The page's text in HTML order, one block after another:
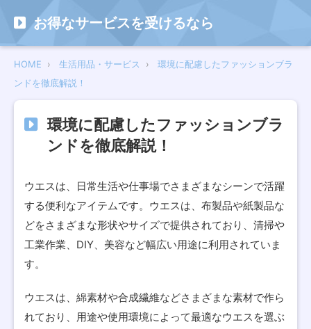
お得なサービスを受けるなら
HOME 生活用品・サービス
環境に配慮したファッションブラ
ンドを徹底解説！
環境に配慮したファッションブラ
ンドを徹底解説！
ウエスは、日常生活や仕事場でさまざまなシーンで活躍
する便利なアイテムです。ウエスは、布製品や紙製品な
どをさまざまな形状やサイズで提供されており、清掃や
工業作業、DIY、美容など幅広い用途に利用されていま
す。
ウエスは、綿素材や合成繊維などさまざまな素材で作ら
れており、用途や使用環境によって最適なウエスを選ぶ